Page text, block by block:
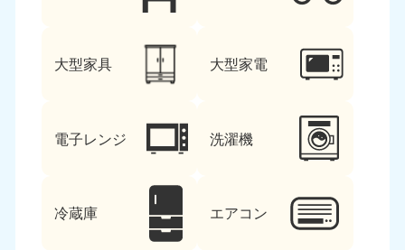
大型家具 大型家電
電子レンジ 洗濯機
冷蔵庫 エアコン